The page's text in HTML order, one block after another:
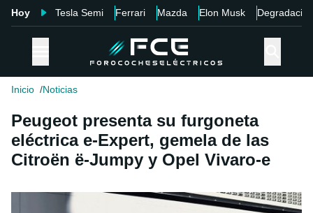
Hoy Tesla Semi Ferrari Mazda Elon Musk Degradación
Inicio Noticias
Peugeot presenta su furgoneta
eléctrica e-Expert, gemela de las
Citroën ë-Jumpy y Opel Vivaro-e